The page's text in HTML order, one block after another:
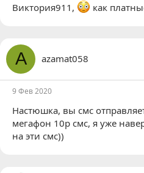
Виктория911 , как
A azamat058
9 Фев 2020
Настюшка, вы смс
мегафон 10р смс, я уже
на эти смс))